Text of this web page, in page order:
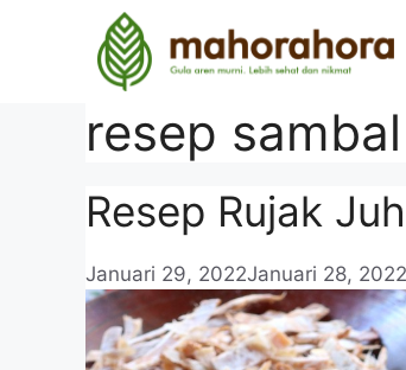
resep
Resep Rujak
Januari 29, 2022Januari 28, 2022